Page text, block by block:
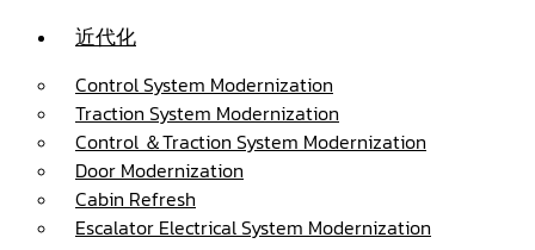
近代化
Control System Modernization
Traction System Modernization
Control ＆Traction System Modernization
Door Modernization
Cabin Refresh
Escalator Electrical System Modernization